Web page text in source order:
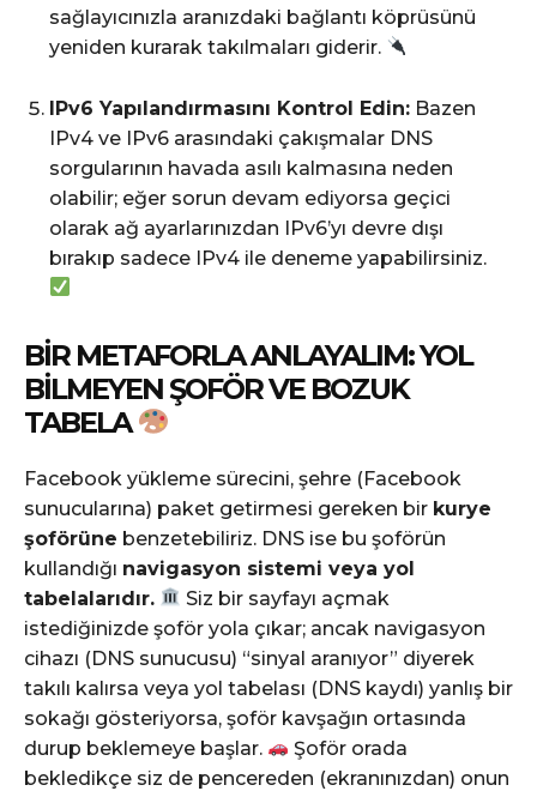
sağlayıcınızla aranızdaki bağlantı köprüsünü
yeniden kurarak takılmaları giderir.
IPv6 Yapılandırmasını Kontrol Edin: Bazen
IPv4 ve IPv6 arasındaki çakışmalar DNS
sorgularının havada asılı kalmasına neden
olabilir; eğer sorun devam ediyorsa geçici
olarak ağ ayarlarınızdan IPv6’yı devre dışı
bırakıp sadece IPv4 ile deneme yapabilirsiniz.
BIR METAFORLA ANLAYALIM: YOL
BILMEYEN ŞOFÖR VE BOZUK
TABELA
Facebook yükleme sürecini, şehre (Facebook
sunucularına) paket getirmesi gereken bir kurye
şoförüne benzetebiliriz. DNS ise bu şoförün
kullandığı navigasyon sistemi veya yol
tabelalarıdır.
Siz bir sayfayı açmak
istediğinizde şoför yola çıkar; ancak navigasyon
cihazı (DNS sunucusu) “sinyal aranıyor” diyerek
takılı kalırsa veya yol tabelası (DNS kaydı) yanlış bir
sokağı gösteriyorsa, şoför kavşağın ortasında
durup beklemeye başlar.
Şoför orada
bekledikçe siz de pencereden (ekranınızdan) onun